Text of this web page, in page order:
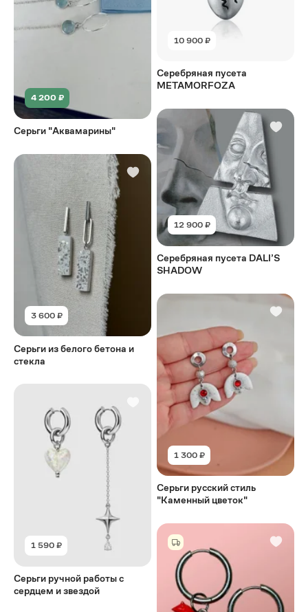
4 200 ₽
Серьги "Аквамарины"
3 600 ₽
Серьги из белого бетона и
стекла
1 590 ₽
Серьги ручной работы с
сердцем и звездой
10 900 ₽
Серебряная пусета
METAMORFOZA
12 900 ₽
Серебряная пусета DALI’S
SHADOW
1 300 ₽
Серьги русский стиль
"Каменный цветок"